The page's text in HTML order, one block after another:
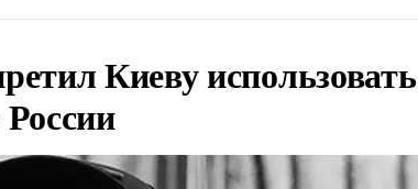
Киеву использовать